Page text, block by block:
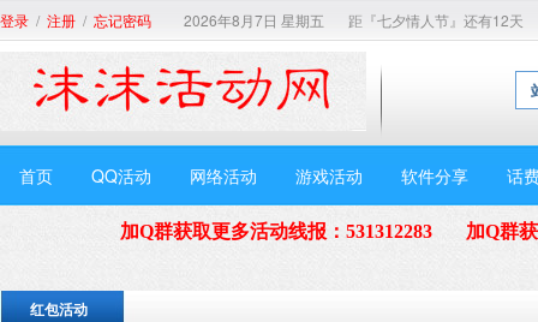
登录 / 注册 / 忘记密码 2026年8月7日 星期五 距『七夕情人节』还有12天
首页 QQ活动 网络活动 游戏活动 软件分享 话
加Q群获取更多活动线报 ： 531312283 加Q群
红包活动